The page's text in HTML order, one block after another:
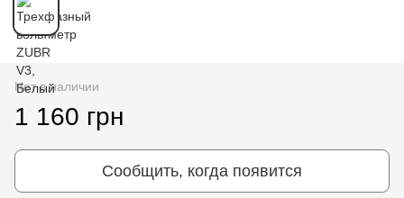
Нет в наличии
1 160 грн
Сообщить, когда появится